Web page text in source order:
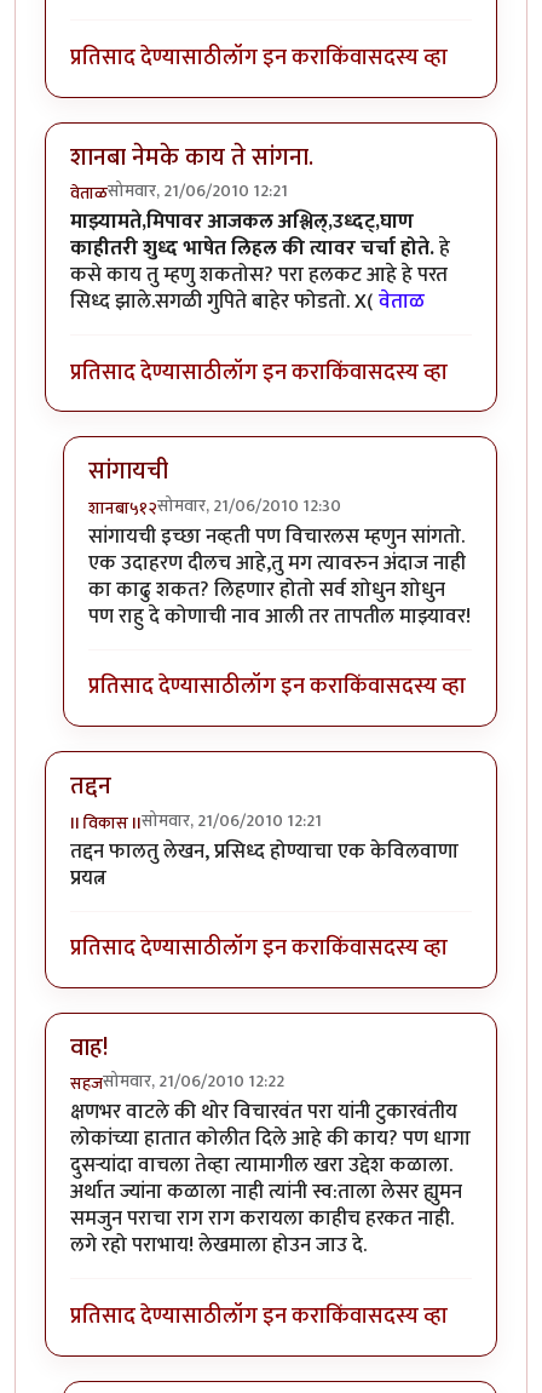
प्रतिसाद देण्यासाठीलॉग इन कराकिंवासदस्य व्हा
शानबा नेमके काय ते सांगना.
वेताळसोमवार, 21/06/2010 12:21
माझ्यामते,मिपावर आजकल अश्लिल्,उध्दट्,घाण
काहीतरी शुध्द भाषेत लिहल की त्यावर चर्चा होते.हे
कसे काय तु म्हणु शकतोस? परा हलकट आहे हे परत
सिध्द झाले.सगळी गुपिते बाहेर फोडतो. X(वेताळ
प्रतिसाद देण्यासाठीलॉग इन कराकिंवासदस्य व्हा
सांगायची
शानबा५१२सोमवार, 21/06/2010 12:30
In reply toशानबा नेमके काय ते सांगना.byवेताळ
सांगायची इच्छा नव्हती पण विचारलस म्हणुन सांगतो.
एक उदाहरण दीलच आहे,तु मग त्यावरुन अंदाज नाही
का काढु शकत? लिहणार होतो सर्व शोधुन शोधुन
पण राहु दे कोणाची नाव आली तर तापतील माझ्यावर!
प्रतिसाद देण्यासाठीलॉग इन कराकिंवासदस्य व्हा
तद्दन
II विकास IIसोमवार, 21/06/2010 12:21
तद्दन फालतु लेखन, प्रसिध्द होण्याचा एक केविलवाणा
प्रयत्न
प्रतिसाद देण्यासाठीलॉग इन कराकिंवासदस्य व्हा
वाह!
सहजसोमवार, 21/06/2010 12:22
क्षणभर वाटले की थोर विचारवंत परा यांनी टुकारवंतीय
लोकांच्या हातात कोलीत दिले आहे की काय? पण धागा
दुसर्‍यांदा वाचला तेव्हा त्यामागील खरा उद्देश कळाला.
अर्थात ज्यांना कळाला नाही त्यांनी स्व:ताला लेसर ह्युमन
समजुन पराचा राग राग करायला काहीच हरकत नाही.
लगे रहो पराभाय! लेखमाला होउन जाउ दे.
प्रतिसाद देण्यासाठीलॉग इन कराकिंवासदस्य व्हा